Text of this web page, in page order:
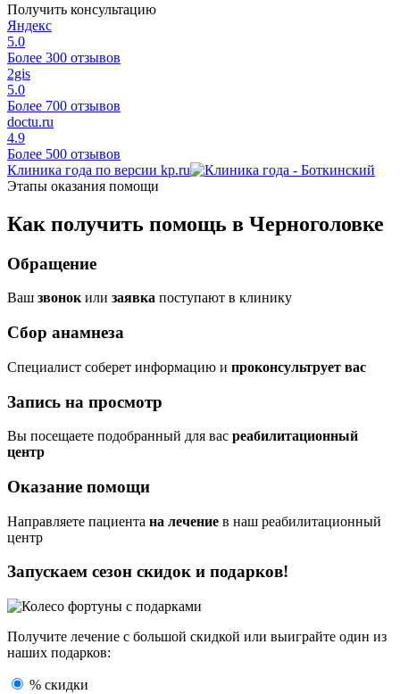
Получить консультацию
Яндекс
5.0
Более 300 отзывов
2gis
5.0
Более 700 отзывов
doctu.ru
4.9
Более 500 отзывов
Клиника года по версии kp.ru
Этапы оказания помощи
Как получить помощь в Черноголовке
Обращение
Ваш звонокили заявка поступают в клинику
Сбор анамнеза
Cпециалист соберет информацию и проконсультрует вас
Запись на просмотр
Вы посещаете подобранный для вас реабилитационный
центр
Оказание помощи
Направляете пациента на лечение в наш реабилитационный
центр
Запускаем сезон скидок и подарков!
Получите лечение с большой скидкой или выиграйте один из
наших подарков:
% скидки